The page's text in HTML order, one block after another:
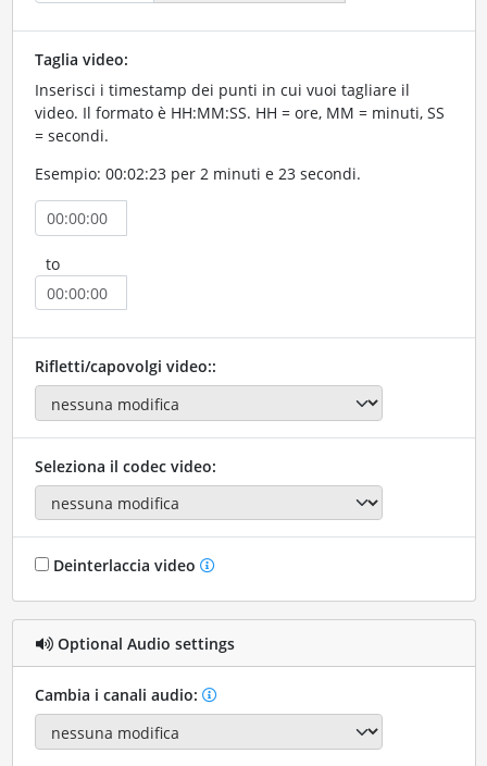
Taglia video:
Inserisci i timestamp dei punti in cui vuoi tagliare il
video. Il formato è HH:MM:SS. HH = ore, MM = minuti, SS
= secondi.
Esempio: 00:02:23 per 2 minuti e 23 secondi.
to
Rifletti/capovolgi video::
Seleziona il codec video:
Deinterlaccia video
Optional Audio settings
Cambia i canali audio: